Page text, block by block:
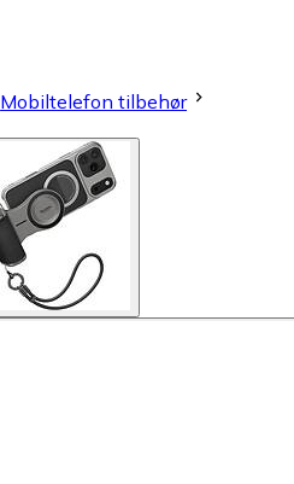
Mobiltelefon tilbehør